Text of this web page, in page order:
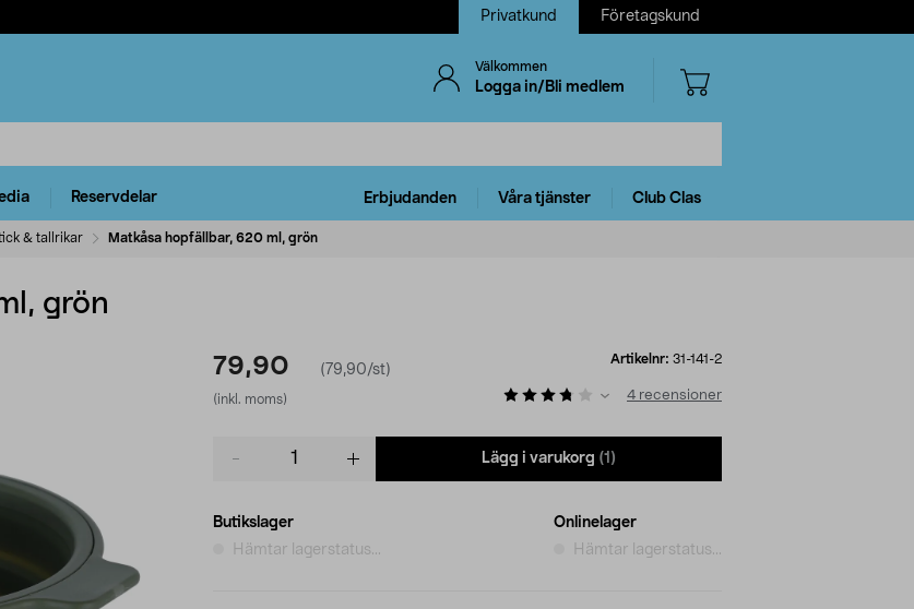
Privatkund Företagskund
Välkommen
Logga in/Bli medlem
Reservdelar Erbjudanden Våra tjänster Club Clas
& tallrikar Matkåsa hopfällbar, 620 ml, grön
grön
79,90 (79,90/st)
(inkl. moms)
Artikelnr: 31-141-2
4 recensioner
Lägg i varukorg (1)
Butikslager
Hämtar lagerstatus...
Onlinelager
Hämtar lagerstatus...